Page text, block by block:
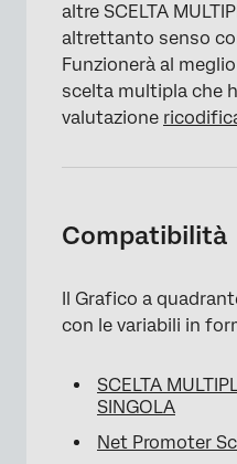
altre SCELTA
altrettanto senso
Funzionerà al
scelta multipla che
valutazione
Compatibilità
Il Grafico a
con le variabili in
SCELTA
SINGOLA
Net Promoter